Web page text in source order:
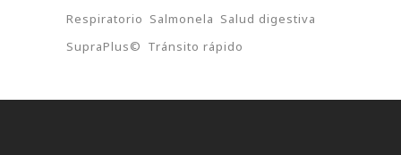
Respiratorio Salmonela Salud digestiva
SupraPlus© Tránsito rápido